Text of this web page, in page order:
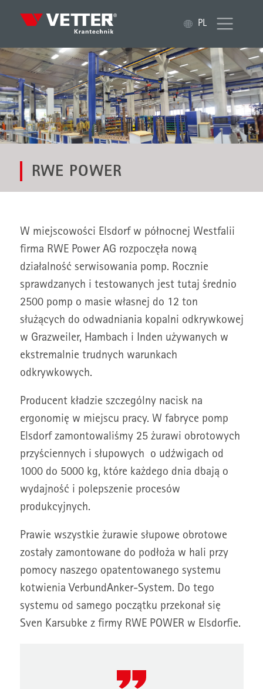
PL
RWE POWER
W miejscowości Elsdorf w północnej Westfalii
firma RWE Power AG rozpoczęła nową
działalność serwisowania pomp. Rocznie
sprawdzanych i testowanych jest tutaj średnio
2500 pomp o masie własnej do 12 ton
służących do odwadniania kopalni odkrywkowej
w Grazweiler, Hambach i Inden używanych w
ekstremalnie trudnych warunkach
odkrywkowych.
Producent kładzie szczególny nacisk na
ergonomię w miejscu pracy. W fabryce pomp
Elsdorf zamontowaliśmy 25 żurawi obrotowych
przyściennych i słupowych o udźwigach od
1000 do 5000 kg, które każdego dnia dbają o
wydajność i polepszenie procesów
produkcyjnych.
Prawie wszystkie żurawie słupowe obrotowe
zostały zamontowane do podłoża w hali przy
pomocy naszego opatentowanego systemu
kotwienia VerbundAnker-System. Do tego
systemu od samego początku przekonał się
Sven Karsubke z firmy RWE POWER w Elsdorfie.